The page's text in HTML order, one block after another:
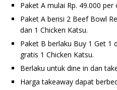
Paket A mulai Rp. 49.000 per
Paket A berisi 2 Beef Bowl
dan 1 Chicken Katsu.
Paket B berlaku Buy 1 Get 1
gratis 1 Chicken Katsu.
Berlaku untuk dine in dan
Harga takeaway dapat